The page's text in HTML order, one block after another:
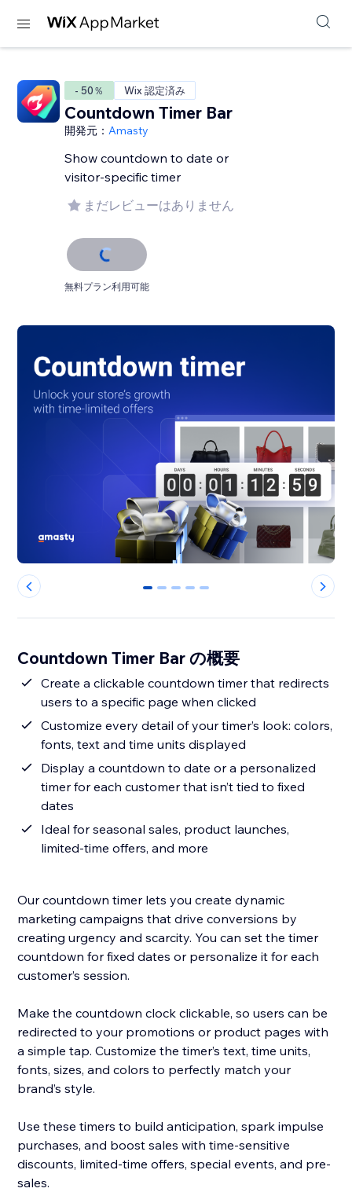
- 50％ Wix 認定済み
Countdown Timer Bar
開発元：Amasty
Show countdown to date or
visitor-specific timer
まだレビューはありません
無料プラン利用可能
0 1 2 3 4
Countdown Timer Bar の概要
Create a clickable countdown timer that redirects
users to a specific page when clicked
Customize every detail of your timer’s look: colors,
fonts, text and time units displayed
Display a countdown to date or a personalized
timer for each customer that isn’t tied to fixed
dates
Ideal for seasonal sales, product launches,
limited-time offers, and more
Our countdown timer lets you create dynamic
marketing campaigns that drive conversions by
creating urgency and scarcity. You can set the timer
countdown for fixed dates or personalize it for each
customer’s session.
Make the countdown clock clickable, so users can be
redirected to your promotions or product pages with
a simple tap. Customize the timer’s text, time units,
fonts, sizes, and colors to perfectly match your
brand’s style.
Use these timers to build anticipation, spark impulse
purchases, and boost sales with time-sensitive
discounts, limited-time offers, special events, and pre-
sales.